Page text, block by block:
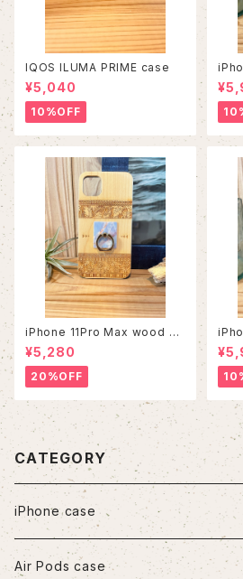
IQOS ILUMA PRIME case
¥5,040
10%OFF
iPhone 11Pro Max wood ca
se
¥5,280
20%OFF
CATEGORY
iPhone case
iPhone7/8/SE2
Air Pods case